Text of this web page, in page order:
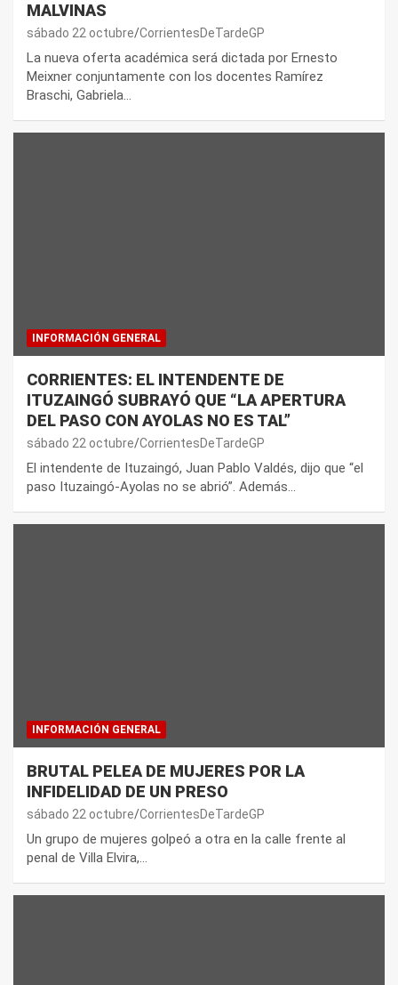
MALVINAS
sábado 22 octubre CorrientesDeTardeGP
La nueva oferta académica será dictada por Ernesto
Meixner conjuntamente con los docentes Ramírez
Braschi, Gabriela…
INFORMACIÓN GENERAL
CORRIENTES: EL INTENDENTE DE
ITUZAINGÓ SUBRAYÓ QUE “LA APERTURA
DEL PASO CON AYOLAS NO ES TAL”
sábado 22 octubre CorrientesDeTardeGP
El intendente de Ituzaingó, Juan Pablo Valdés, dijo que “el
paso Ituzaingó-Ayolas no se abrió”. Además…
INFORMACIÓN GENERAL
BRUTAL PELEA DE MUJERES POR LA
INFIDELIDAD DE UN PRESO
sábado 22 octubre CorrientesDeTardeGP
Un grupo de mujeres golpeó a otra en la calle frente al
penal de Villa Elvira,…